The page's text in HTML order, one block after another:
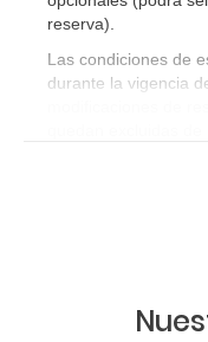
reservas de viajes?
¿Cuáles son los
¿Qué hago si el
¿Por qué me sale
reserva)
Las condiciones de
durante la vigencia